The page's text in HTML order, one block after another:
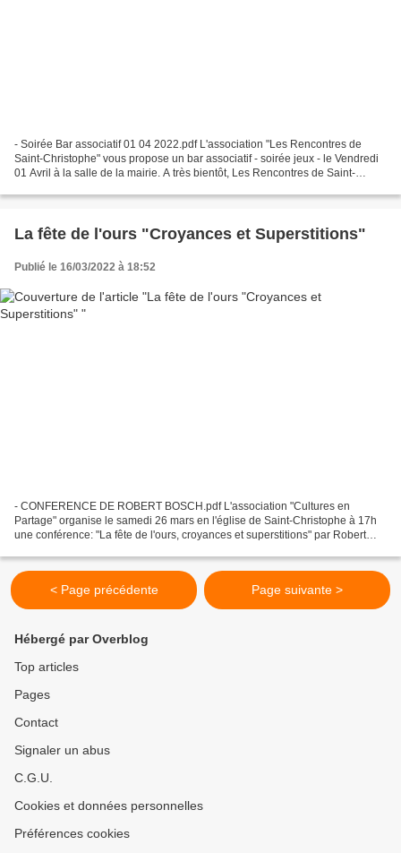
- Soirée Bar associatif 01 04 2022.pdf L'association "Les Rencontres de
Saint-Christophe" vous propose un bar associatif - soirée jeux - le Vendredi
01 Avril à la salle de la mairie. A très bientôt, Les Rencontres de Saint-
La fête de l'ours "Croyances et Superstitions"
Publié le 16/03/2022 à 18:52
- CONFERENCE DE ROBERT BOSCH.pdf L'association "Cultures en
Partage" organise le samedi 26 mars en l'église de Saint-Christophe à 17h
une conférence: "La fête de l'ours, croyances et superstitions" par Robert
< Page précédente Page suivante >
Hébergé par Overblog
Top articles
Pages
Contact
Signaler un abus
C.G.U.
Cookies et données personnelles
Préférences cookies